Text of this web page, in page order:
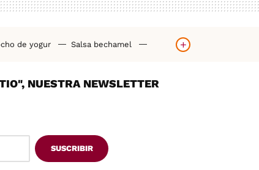
de yogur
Salsa bechamel
NUESTRA NEWSLETTER
SUSCRIBIR